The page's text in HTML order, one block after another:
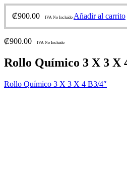
₡900.00 IVA No Incluido Añadir al carrito
₡900.00 IVA No Incluido
Rollo Químico 3 X 3 X
Rollo Químico 3 X 3 X 4 B3/4″